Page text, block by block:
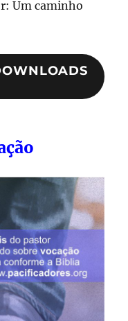
Um caminho